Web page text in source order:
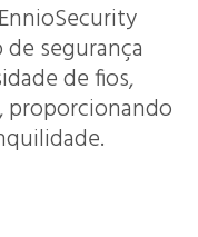
segurança
de fios,
proporcionando